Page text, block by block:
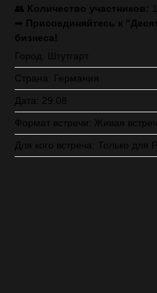
👥 Количество участников:
➡ Присоединяйтесь к
бизнеса!
Город: Штутгарт
Страна: Германия
Дата: 29.08
Формат встречи: Живая
Для кого встреча: Только для